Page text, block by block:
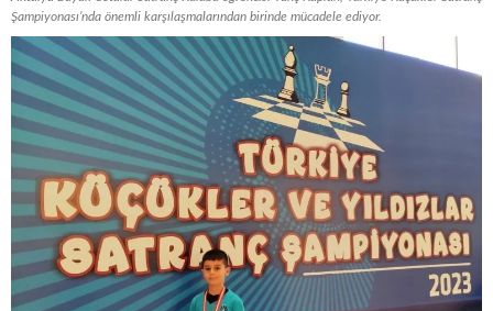
Şampiyonası’nda önemli karşılaşmalarından birinde mücadele ediyor.